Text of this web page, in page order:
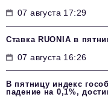
07 августа 17:29
Ставка RUONIA в
07 августа 16:26
В пятницу индекс
падение на 0,1%,